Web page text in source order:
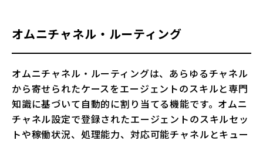
オムニチャネル・ルーティング
オムニチャネル・ルーティングは、あらゆるチャネル
から寄せられたケースをエージェントのスキルと専門
知識に基づいて自動的に割り当てる機能です。オムニ
チャネル設定で登録されたエージェントのスキルセッ
トや稼働状況、処理能力、対応可能チャネルとキュー